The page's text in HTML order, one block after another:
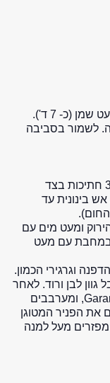
לערבב את כל הרכיבים יחד ולטגן קלות במעט שמן (כ- 7 ד').
לשמור בסביבה
לחתוך את הפניר לקוביות קטנות (להשאיר 3 חתיכות בצד
בינונית עד
ומעט מים עם
קלות במשך כ- 7 דקות במחבת עם מעט
הדפנה וגרגירי הכמון.
לבן ורוד. לאחר
5 ד' מוסיפים מלח, פלפל שחור, Garam Masala, ומערבבים
את הפניר המטוגן
מעל למנה